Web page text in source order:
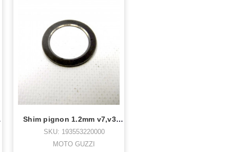
Shim pignon 1.2mm v7,v35,50,65
SKU: 193553220000
MOTO GUZZI